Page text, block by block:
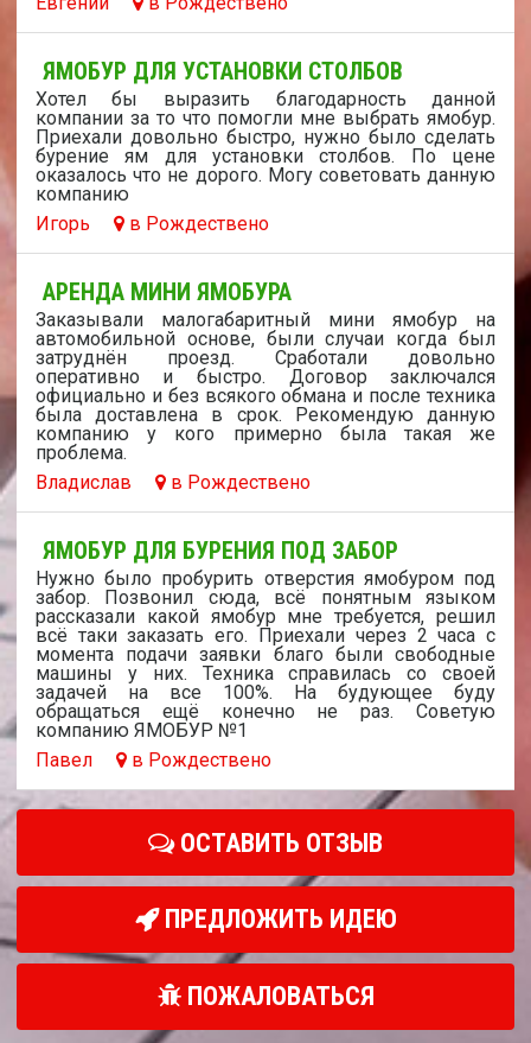
ЯМОБУР ДЛЯ УСТАНОВКИ СТОЛБОВ
Хотел бы выразить благодарность данной
компании за то что помогли мне выбрать ямобур.
Приехали довольно быстро, нужно было сделать
бурение ям для установки столбов. По цене
оказалось что не дорого. Могу советовать данную
компанию
Игорь
в Рождествено
АРЕНДА МИНИ ЯМОБУРА
Заказывали малогабаритный мини ямобур на
автомобильной основе, были случаи когда был
затруднён проезд. Сработали довольно
оперативно и быстро. Договор заключался
официально и без всякого обмана и после техника
была доставлена в срок. Рекомендую данную
компанию у кого примерно была такая же
проблема.
Владислав
в Рождествено
ЯМОБУР ДЛЯ БУРЕНИЯ ПОД ЗАБОР
Нужно было пробурить отверстия ямобуром под
забор. Позвонил сюда, всё понятным языком
рассказали какой ямобур мне требуется, решил
всё таки заказать его. Приехали через 2 часа с
момента подачи заявки благо были свободные
машины у них. Техника справилась со своей
задачей на все 100%. На будующее буду
обращаться ещё конечно не раз. Советую
компанию ЯМОБУР №1
Павел
в Рождествено
ОСТАВИТЬ ОТЗЫВ
ПРЕДЛОЖИТЬ ИДЕЮ
ПОЖАЛОВАТЬСЯ